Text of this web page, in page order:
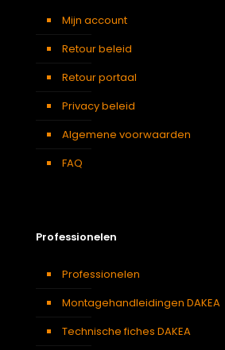
Mijn account
Retour beleid
Retour portaal
Privacy beleid
Algemene voorwaarden
FAQ
Professionelen
Professionelen
Montagehandleidingen DAKEA
Technische fiches DAKEA